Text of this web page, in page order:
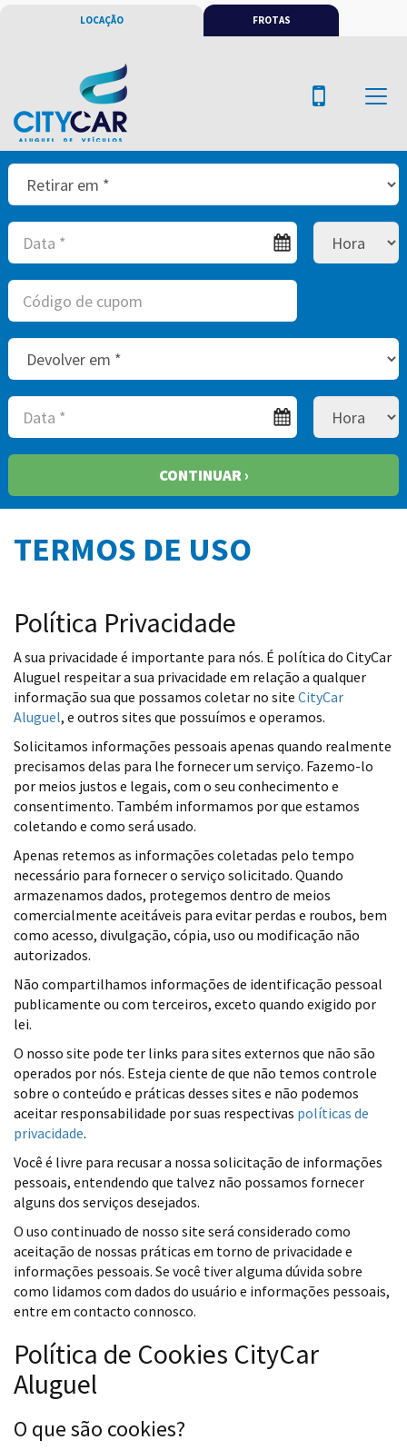
LOCAÇÃO FROTAS
CONTINUAR ›
TERMOS DE USO
Política Privacidade
A sua privacidade é importante para nós. É política do CityCar
Aluguel respeitar a sua privacidade em relação a qualquer
informação sua que possamos coletar no site CityCar
Aluguel, e outros sites que possuímos e operamos.
Solicitamos informações pessoais apenas quando realmente
precisamos delas para lhe fornecer um serviço. Fazemo-lo
por meios justos e legais, com o seu conhecimento e
consentimento. Também informamos por que estamos
coletando e como será usado.
Apenas retemos as informações coletadas pelo tempo
necessário para fornecer o serviço solicitado. Quando
armazenamos dados, protegemos dentro de meios
comercialmente aceitáveis ​​para evitar perdas e roubos, bem
como acesso, divulgação, cópia, uso ou modificação não
autorizados.
Não compartilhamos informações de identificação pessoal
publicamente ou com terceiros, exceto quando exigido por
lei.
O nosso site pode ter links para sites externos que não são
operados por nós. Esteja ciente de que não temos controle
sobre o conteúdo e práticas desses sites e não podemos
aceitar responsabilidade por suas respectivas políticas de
privacidade.
Você é livre para recusar a nossa solicitação de informações
pessoais, entendendo que talvez não possamos fornecer
alguns dos serviços desejados.
O uso continuado de nosso site será considerado como
aceitação de nossas práticas em torno de privacidade e
informações pessoais. Se você tiver alguma dúvida sobre
como lidamos com dados do usuário e informações pessoais,
entre em contacto connosco.
Política de Cookies CityCar
Aluguel
O que são cookies?